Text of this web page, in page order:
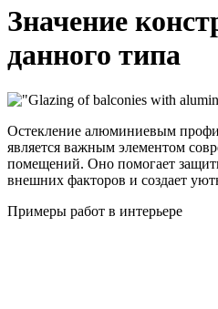
Значение
данного типа
Остекление алюминиевым
является важным элементом
помещений. Оно помогает
внешних факторов и создает
Примеры работ в интерьере